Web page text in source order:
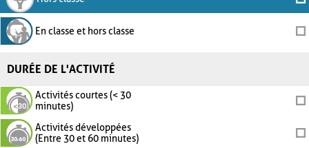
En classe et hors classe
DURÉE DE L'ACTIVITÉ
Activités courtes (< 30
minutes)
Activités développées
(Entre 30 et 60 minutes)